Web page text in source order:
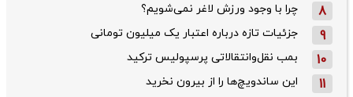
8 چرا با وجود ورزش لاغر نمی‌شویم؟
9 جزئیات تازه درباره اعتبار یک میلیون تومانی
10 بمب نقل‌وانتقالاتی پرسپولیس ترکید
11 این ساندویچ‌ها را از بیرون نخرید